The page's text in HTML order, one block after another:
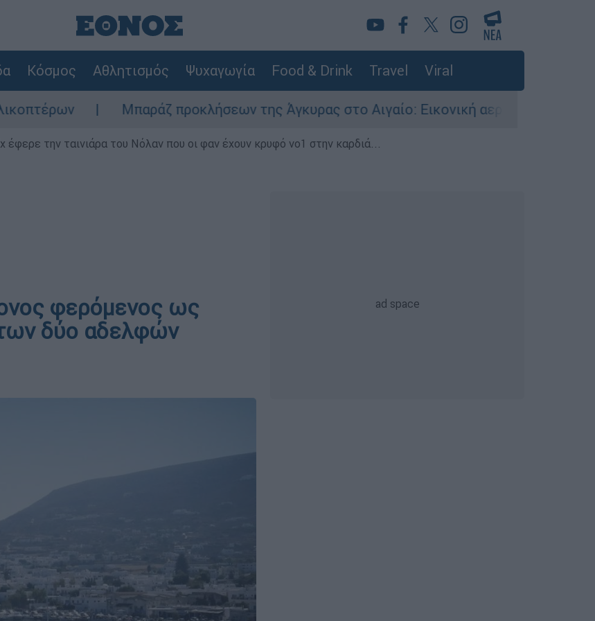
Κόσμος Αθλητισμός Ψυχαγωγία Food & Drink Travel Viral
Μπαράζ προκλήσεων της Άγκυρας στο Αιγαίο: Εικονική αερομαχία ανάμεσα σε
έφερε την ταινιάρα του Νόλαν που οι φαν έχουν κρυφό νο1 στην καρδιά...
φερόμενος ως
δύο αδελφών